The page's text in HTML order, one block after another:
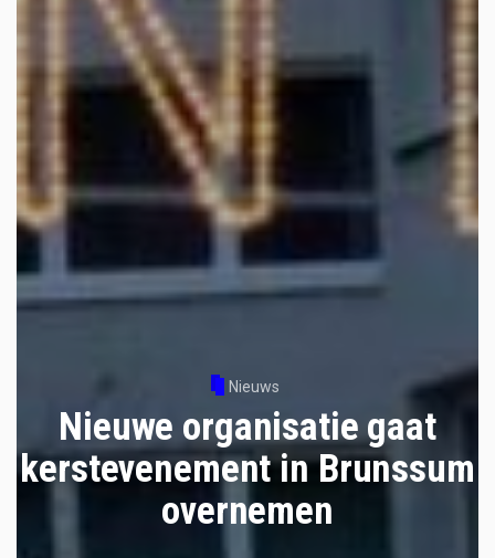
Nieuws
Nieuwe organisatie gaat
kerstevenement in Brunssum
overnemen